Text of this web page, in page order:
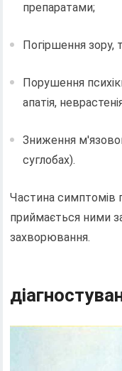
препаратами;
Погіршення зору,
Порушення
апатія,
Зниження
суглобах).
Частина симптомів
приймається ними
захворювання.